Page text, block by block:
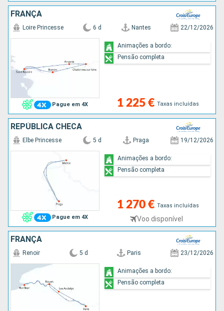
FRANÇA
Pague em 4X
Loire Princesse 6 d Nantes 22/12/2026
1 225 € Taxas incluídas
Animações a bordo:
Pensão completa
REPÚBLICA CHECA
Pague em 4X
Elbe Princesse 5 d Praga 19/12/2026
1 270 € Taxas incluídas
Voo disponível
Animações a bordo:
Pensão completa
FRANÇA
Renoir 5 d Paris 23/12/2026
Animações a bordo:
Pensão completa